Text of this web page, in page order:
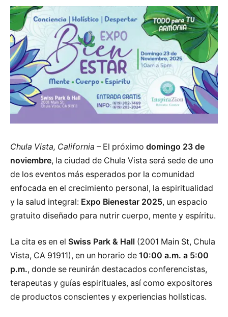
Chula Vista, California – El próximo domingo 23 de
noviembre, la ciudad de Chula Vista será sede de uno
de los eventos más esperados por la comunidad
enfocada en el crecimiento personal, la espiritualidad
y la salud integral: Expo Bienestar 2025, un espacio
gratuito diseñado para nutrir cuerpo, mente y espíritu.
La cita es en el Swiss Park & Hall (2001 Main St, Chula
Vista, CA 91911), en un horario de 10:00 a.m. a 5:00
p.m., donde se reunirán destacados conferencistas,
terapeutas y guías espirituales, así como expositores
de productos conscientes y experiencias holísticas.